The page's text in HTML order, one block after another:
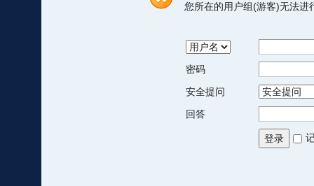
您所在的用户组(游客)无法进
密码
安全提问
回答
登录